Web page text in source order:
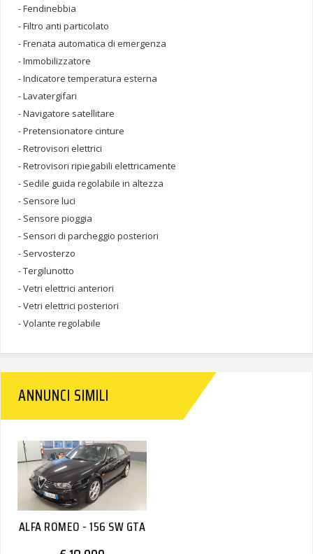
- Fendinebbia
- Filtro anti particolato
- Frenata automatica di emergenza
- Immobilizzatore
- Indicatore temperatura esterna
- Lavatergifari
- Navigatore satellitare
- Pretensionatore cinture
- Retrovisori elettrici
- Retrovisori ripiegabili elettricamente
- Sedile guida regolabile in altezza
- Sensore luci
- Sensore pioggia
- Sensori di parcheggio posteriori
- Servosterzo
- Tergilunotto
- Vetri elettrici anteriori
- Vetri elettrici posteriori
- Volante regolabile
ANNUNCI SIMILI
ALFA ROMEO - 156 SW GTA